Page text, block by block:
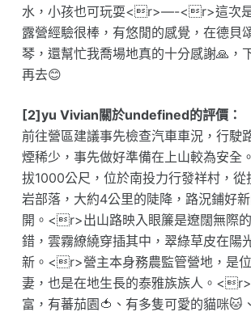
水，小孩也可玩耍<r>—-<r>這次是
露營經驗很棒，有悠閒的感覺，在德貝
琴，還幫忙我喬場地真的十分感謝🙏，
再去😊
[2]yu Vivian關於undefined的評價：
前往營區建議事先檢查汽車車況，行駛
煙稀少，事先做好準備在上山較為安
拔1000公尺，位於南投力行發祥村，
岩部落，大約4公里的陡降，路況鋪好
開。<r>出山路映入眼簾是遼闊無際
錯，雲霧繚繞穿插其中，翠綠草皮在陽
新。<r>營主本身務農監管營地，是
妻，也是在地生長的泰雅族族人。
富，有蕃茄園🍅、有多隻可愛的貓咪🐱